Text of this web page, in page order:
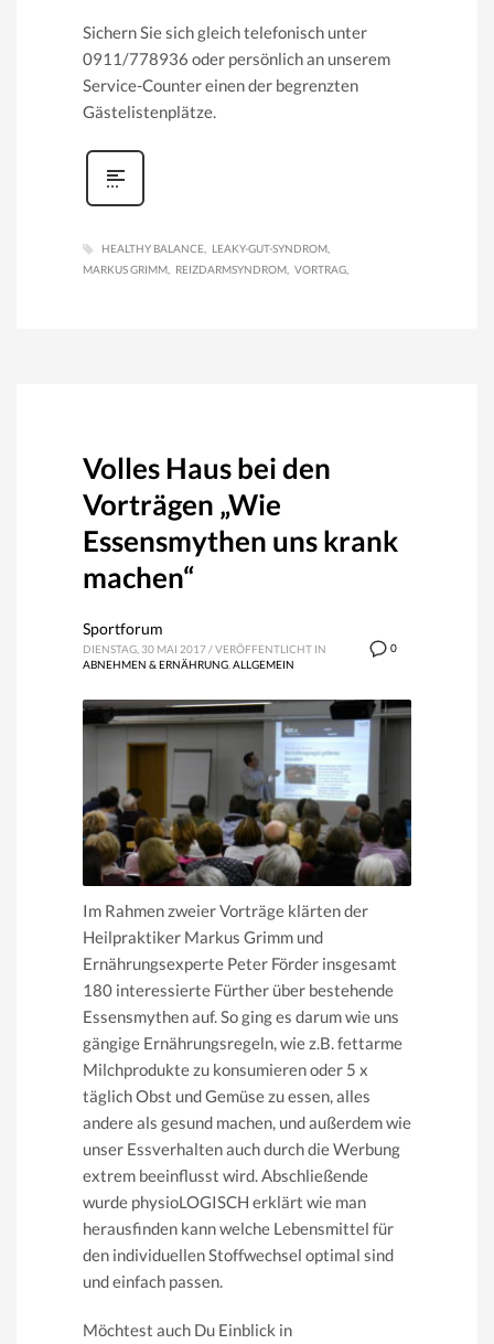
Sichern Sie sich gleich telefonisch unter
0911/778936 oder persönlich an unserem
Service-Counter einen der begrenzten
Gästelistenplätze.
HEALTHY BALANCE
LEAKY-GUT-SYNDROM
MARKUS GRIMM
REIZDARMSYNDROM VORTRAG
Volles Haus bei den
Vorträgen „Wie
Essensmythen uns krank
machen“
0
Sportforum
DIENSTAG, 30 MAI 2017/VERÖFFENTLICHT IN
ABNEHMEN & ERNÄHRUNG ALLGEMEIN
Im Rahmen zweier Vorträge klärten der
Heilpraktiker Markus Grimm und
Ernährungsexperte Peter Förder insgesamt
180 interessierte Fürther über bestehende
Essensmythen auf. So ging es darum wie uns
gängige Ernährungsregeln, wie z.B. fettarme
Milchprodukte zu konsumieren oder 5 x
täglich Obst und Gemüse zu essen, alles
andere als gesund machen, und außerdem wie
unser Essverhalten auch durch die Werbung
extrem beeinflusst wird. Abschließende
wurde physioLOGISCH erklärt wie man
herausfinden kann welche Lebensmittel für
den individuellen Stoffwechsel optimal sind
und einfach passen.
Möchtest auch Du Einblick in